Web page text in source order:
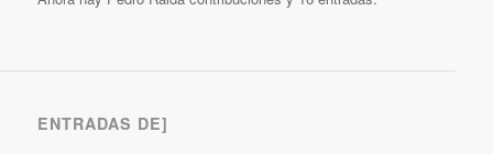
ENTRADAS DE]